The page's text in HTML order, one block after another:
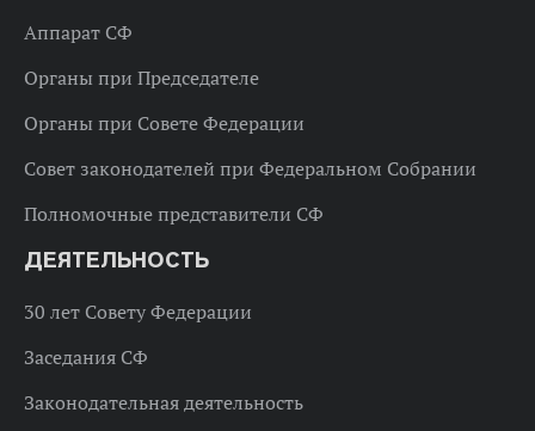
Аппарат СФ
Органы при Председателе
Органы при Совете Федерации
Совет законодателей при Федеральном Собрании
Полномочные представители СФ
ДЕЯТЕЛЬНОСТЬ
30 лет Совету Федерации
Заседания СФ
Законодательная деятельность